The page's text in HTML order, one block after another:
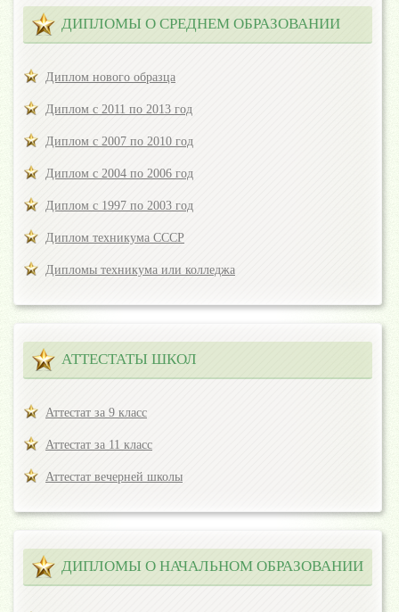
ДИПЛОМЫ О СРЕДНЕМ ОБРАЗОВАНИИ
Диплом нового образца
Диплом с 2011 по 2013 год
Диплом с 2007 по 2010 год
Диплом с 2004 по 2006 год
Диплом с 1997 по 2003 год
Диплом техникума СССР
Дипломы техникума или колледжа
АТТЕСТАТЫ ШКОЛ
Аттестат за 9 класс
Аттестат за 11 класс
Аттестат вечерней школы
ДИПЛОМЫ О НАЧАЛЬНОМ ОБРАЗОВАНИИ